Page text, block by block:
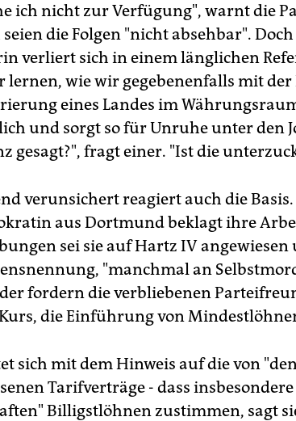
ich nicht zur Verfügung", warnt die
die Folgen "nicht absehbar".
verliert sich in einem länglichen
lernen, wie wir gegebenenfalls mit der
eines Landes im
und sorgt so für Unruhe unter den
gesagt?", fragt einer. "Ist die
verunsichert reagiert auch die Basis.
aus Dortmund beklagt ihre
sei sie auf Hartz IV angewiesen
"manchmal an
fordern die verbliebenen
die Einführung von
sich mit dem Hinweis auf die von
Tarifverträge - dass
Billigstlöhnen zustimmen, sagt